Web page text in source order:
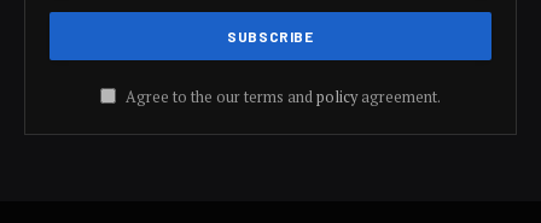
Agree to the our terms andpolicyagreement.